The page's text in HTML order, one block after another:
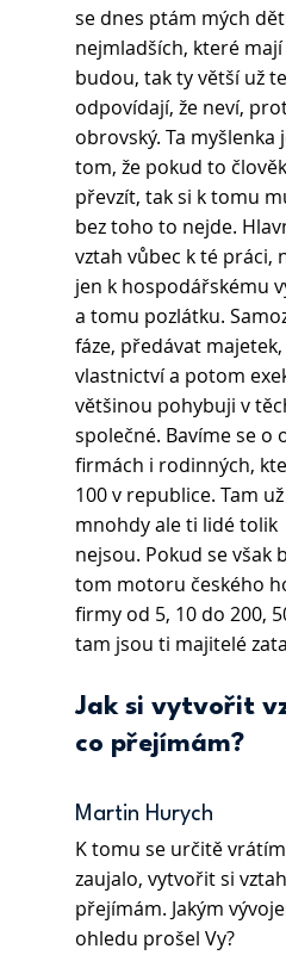
se dnes ptám mých
nejmladších, které mají
budou, tak ty větší už
odpovídají, že neví,
obrovský. Ta myšlenka
tom, že pokud to
převzít, tak si k tomu
bez toho to nejde.
vztah vůbec k té práci,
jen k hospodářskému
a tomu pozlátku.
fáze, předávat
vlastnictví a potom
většinou pohybuji v
společné. Bavíme se o
firmách i rodinných,
100 v republice. Tam
mnohdy ale ti lidé tolik
nejsou. Pokud se však
tom motoru českého
firmy od 5, 10 do 200,
tam jsou ti majitelé
Jak si vytvořit
co přejímám?
Martin Hurych
K tomu se určitě
zaujalo, vytvořit si
přejímám. Jakým
ohledu prošel Vy?